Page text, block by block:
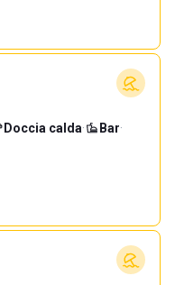
Doccia calda· Bar·